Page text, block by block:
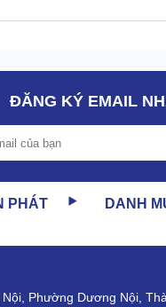
ABS cao cấp. Đại
không ảnh hưởng
ĐĂNG KÝ EMAIL
PHÁT DANH
Phường Dương Nội,